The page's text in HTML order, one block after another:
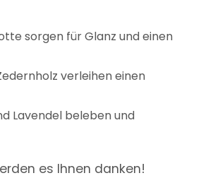
sorgen für Glanz und einen
verleihen einen
Lavendel beleben und
es Ihnen danken!